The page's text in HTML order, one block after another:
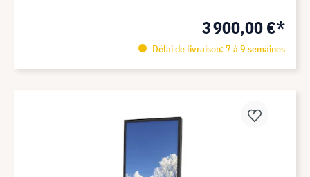
3 900,00 €*
Délai de livraison: 7 à 9 semaines